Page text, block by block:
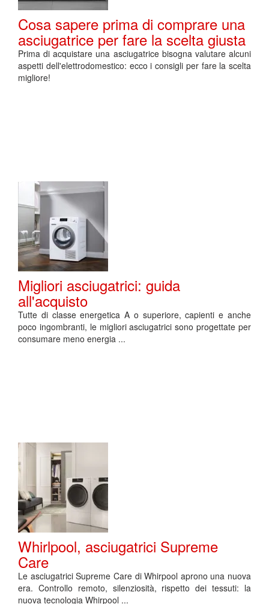
Cosa sapere prima di comprare una
asciugatrice per fare la scelta giusta
Prima di acquistare una asciugatrice bisogna valutare alcuni
aspetti dell'elettrodomestico: ecco i consigli per fare la scelta
migliore!
Migliori asciugatrici: guida
all'acquisto
Tutte di classe energetica A o superiore, capienti e anche
poco ingombranti, le migliori asciugatrici sono progettate per
consumare meno energia ...
Whirlpool, asciugatrici Supreme
Care
Le asciugatrici Supreme Care di Whirpool aprono una nuova
era. Controllo remoto, silenziosità, rispetto dei tessuti: la
nuova tecnologia Whirpool ...